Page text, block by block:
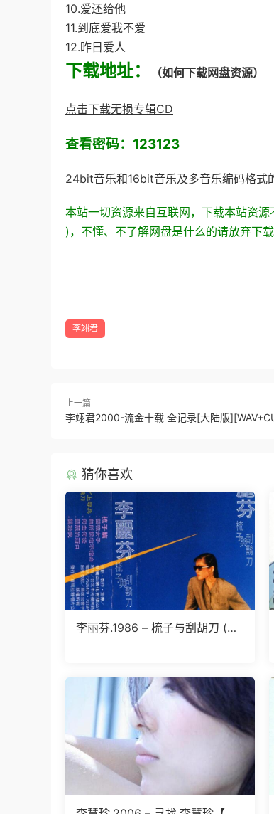
10.爱还给他
11.到底爱我不爱
12.昨日爱人
下载地址： （如何下载网盘资源）
点击下载无损专辑CD
查看密码：123123
24bit音乐和16bit音乐及多音乐编码格式
本站一切资源来自互联网，下载本站资
)，不懂、不了解网盘是什么的请放弃下载
李翊君
上一篇
李翊君2000-流金十载 全记录[大陆版
猜你喜欢
李丽芬.1986 – 梳子与刮胡刀 (台